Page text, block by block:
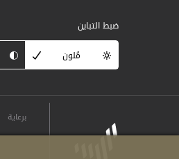
ضبط التباين
مُلون
برعاية